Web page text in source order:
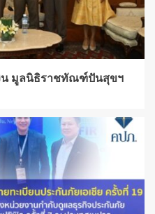
น มูลนิธิราชทัณฑ์ปันสุขฯ